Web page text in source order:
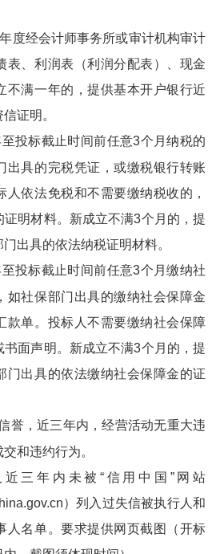
度经会计师事务所或审计机构审计
表、利润表（利润分配表）、现金
不满一年的，提供基本开户银行近
证明。
至投标截止时间前任意3个月纳税的
出具的完税凭证，或缴税银行转账
人依法免税和不需要缴纳税收的，
明材料。新成立不满3个月的，提
出具的依法纳税证明材料。
至投标截止时间前任意3个月缴纳社
如社保部门出具的缴纳社会保障金
款单。投标人不需要缴纳社会保障
面声明。新成立不满3个月的，提
门出具的依法缴纳社会保障金的证
誉，近三年内，经营活动无重大违
和违约行为。
近三年内未被“信用中国”网站
）列入过失信被执行人和
人名单。要求提供网页截图（开标